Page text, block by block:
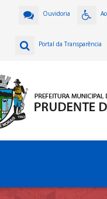
Ouvidoria
Portal da Transparência